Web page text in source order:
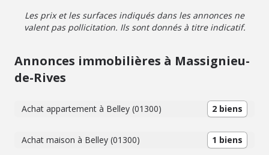
climat : B – émissions : 8 kg CO?/m²/an Estimation des
coûts annuels d'énergie : entre 1 520 € et 2 100 €
les risques auxquels ce bien est exposé sont disponibles
sur le site www.georisques.gouv.fr. " Pour tout
renseignement complémentaire ou pour convenir d'une
Les prix et les surfaces indiqués dans les annonces ne
valent pas pollicitation. Ils sont donnés à titre indicatif.
Annonces immobilières à Massignieu-
de-Rives
Achat appartement à Belley (01300) 2 biens
Achat maison à Belley (01300) 1 biens